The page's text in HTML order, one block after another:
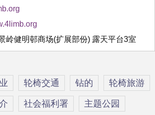
岭健明邨商场(扩展部份) 露天平台3室
轮椅交通 钻的 轮椅旅游
社会福利署 主题公园